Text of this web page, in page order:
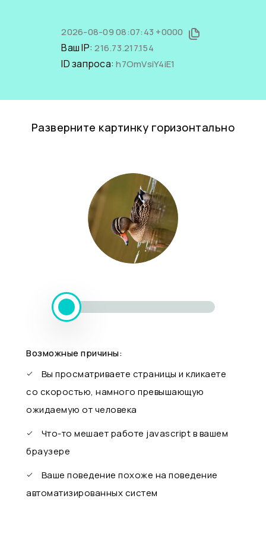
2026-08-09 08:07:43 +0000
Ваш IP:216.73.217.154
ID запроса:h7OmVsiY4iE1
Разверните картинку горизонтально
Возможные причины:
Вы просматриваете страницы и кликаете
со скоростью, намного превышающую
ожидаемую от человека
Что-то мешает работе javascript в вашем
браузере
Ваше поведение похоже на поведение
автоматизированных систем